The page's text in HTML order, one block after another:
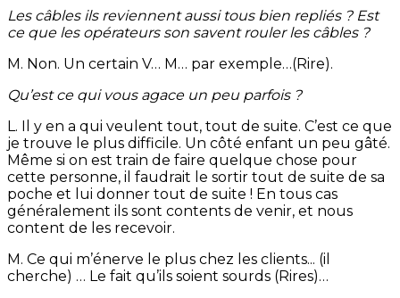
Les câbles ils reviennent aussi tous bien repliés ? Est
ce que les opérateurs son savent rouler les câbles ?
M. Non. Un certain V… M… par exemple…(Rire).
Qu’est ce qui vous agace un peu parfois ?
L. Il y en a qui veulent tout, tout de suite. C’est ce que
je trouve le plus difficile. Un côté enfant un peu gâté.
Même si on est train de faire quelque chose pour
cette personne, il faudrait le sortir tout de suite de sa
poche et lui donner tout de suite ! En tous cas
généralement ils sont contents de venir, et nous
content de les recevoir.
M. Ce qui m’énerve le plus chez les clients... (il
cherche) … Le fait qu’ils soient sourds (Rires)…